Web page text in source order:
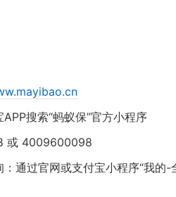
搜索“蚂蚁保”官方小程序
或 4009600098
通过官网或支付宝小程序“我的-